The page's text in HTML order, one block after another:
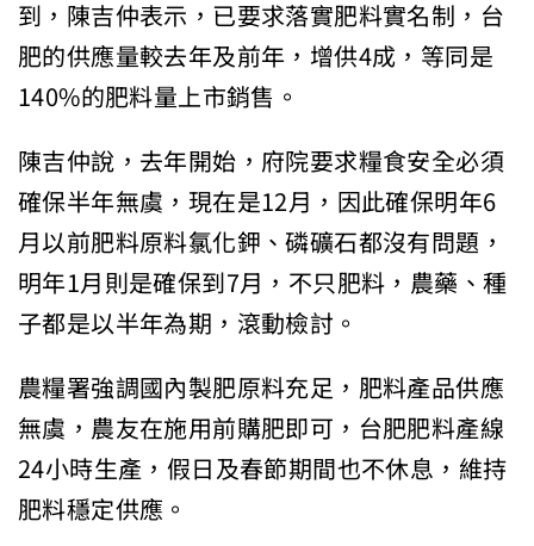
到，陳吉仲表示，已要求落實肥料實名制，台
肥的供應量較去年及前年，增供4成，等同是
140%的肥料量上市銷售。
陳吉仲說，去年開始，府院要求糧食安全必須
確保半年無虞，現在是12月，因此確保明年6
月以前肥料原料氯化鉀、磷礦石都沒有問題，
明年1月則是確保到7月，不只肥料，農藥、種
子都是以半年為期，滾動檢討。
農糧署強調國內製肥原料充足，肥料產品供應
無虞，農友在施用前購肥即可，台肥肥料產線
24小時生產，假日及春節期間也不休息，維持
肥料穩定供應。